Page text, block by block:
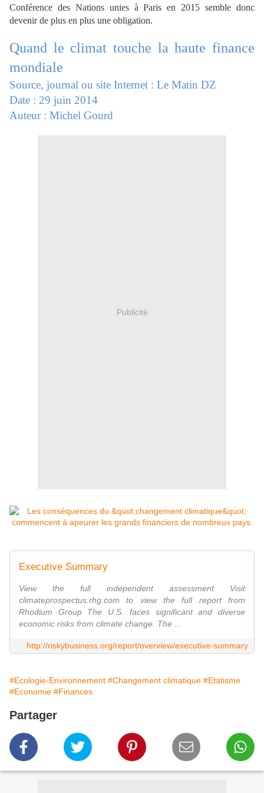
Conférence des Nations unies à Paris en 2015 semble donc
devenir de plus en plus une obligation.
Quand le climat touche la haute finance
mondiale
Source, journal ou site Internet : Le Matin DZ
Date : 29 juin 2014
Auteur : Michel Gourd
Publicité
Executive Summary
View the full independent assessment Visit
climateprospectus.rhg.com to view the full report from
Rhodium Group The U.S. faces significant and diverse
economic risks from climate change. The ...
http://riskybusiness.org/report/overview/executive-summary
#Ecologie-Environnement #Changement climatique #Etatisme
#Economie #Finances
Partager